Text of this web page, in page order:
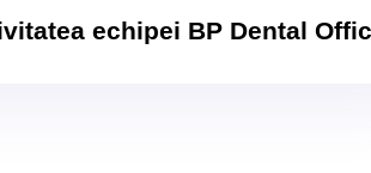
echipei BP Dental